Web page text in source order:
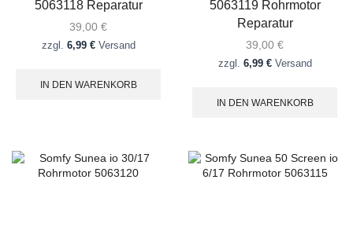
5063118 Reparatur
39,00 €
zzgl. 6,99 €Versand
IN DEN WARENKORB
5063119 Rohrmotor
Reparatur
39,00 €
zzgl. 6,99 €Versand
IN DEN WARENKORB